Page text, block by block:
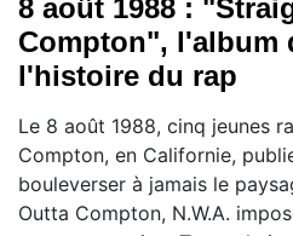
8 août 1988 :
Compton", l'album
l'histoire du rap
Le 8 août 1988, cinq jeunes
Compton, en Californie,
bouleverser à jamais le
Outta Compton, N.W.A.